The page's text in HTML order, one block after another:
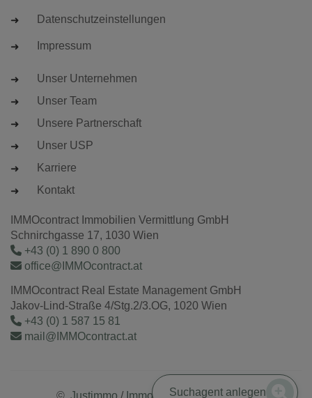
Datenschutzeinstellungen
Impressum
Unser Unternehmen
Unser Team
Unsere Partnerschaft
Unser USP
Karriere
Kontakt
IMMOcontract Immobilien Vermittlung GmbH
Schnirchgasse 17, 1030 Wien
+43 (0) 1 890 0 800
office@IMMOcontract.at
IMMOcontract Real Estate Management GmbH
Jakov-Lind-Straße 4/Stg.2/3.OG, 1020 Wien
+43 (0) 1 587 15 81
mail@IMMOcontract.at
Suchagent anlegen